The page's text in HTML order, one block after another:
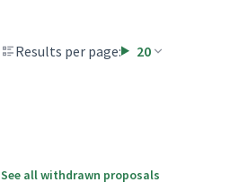
Results per page: 20
See all withdrawn proposals